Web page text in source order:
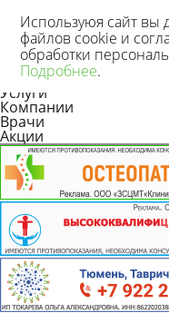
Новости
Статьи
Услуги
Компании
Врачи
Акции
Используюя сайт вы
файлов cookie и
обработки
Подробнее.